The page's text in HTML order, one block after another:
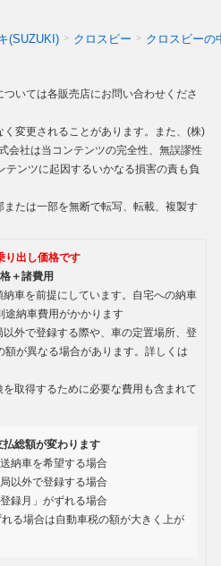
(SUZUKI) クロスビー クロスビーの
いては各販売店にお問い合わせくださ
変更されることがあります。また、(株)
会社は当コンテンツの完全性、無誤謬性
テンツに起因するいかなる損害の責も負
たは一部を無断で転写、転載、複製す
り出し価格です
＋諸費用
車を前提にしています。自宅への納車
途納車費用がかかります
外で登録する際や、車の定置場所、登
が異なる場合があります。詳しくは
取得するために必要な費用も含まれて
払総額が変わります
納車を希望する場合
以外で登録する場合
録月」がずれる場合
れる場合は自動車税の額が大きく上が